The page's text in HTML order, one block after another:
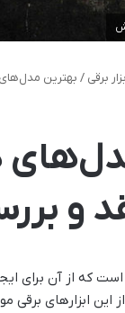
برقی / بهترین
و
که از آن برای
این ابزارهای